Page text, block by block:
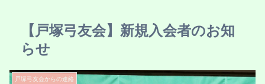
【戸塚弓友会】新規入会者のお知
らせ
戸塚弓友会からの連絡